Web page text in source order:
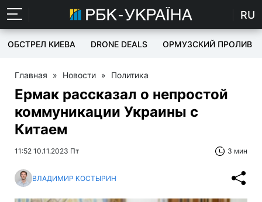
RU
ОБСТРЕЛ КИЕВА DRONE DEALS ОРМУЗСКИЙ ПРОЛИВ
Главная » Новости » Политика
Ермак рассказал о непростой
коммуникации Украины с
Китаем
11:52 10.11.2023 Пт 3 мин
ВЛАДИМИР КОСТЫРИН